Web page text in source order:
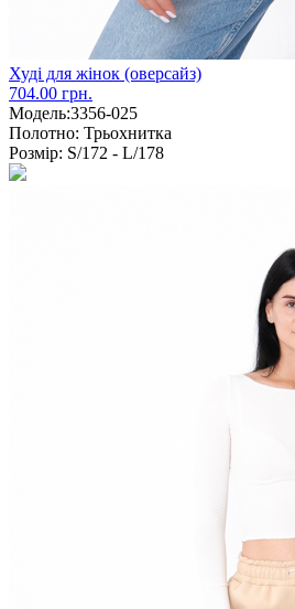
Худі для жінок (оверсайз)
704.00 грн.
Модель:3356-025
Полотно: Трьохнитка
Розмір: S/172 - L/178